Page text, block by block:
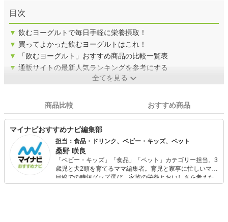
目次
▼ 飲むヨーグルトで毎日手軽に栄養摂取！
▼ 買ってよかった飲むヨーグルトはこれ！
▼
「飲むヨーグルト」おすすめ商品の比較一覧表
▼ 通販サイトの最新人気ランキングを参考にする
全てを見る
商品比較 おすすめ商品
マイナビおすすめナビ編集部
担当：食品・ドリンク、ベビー・キッズ、ペット
桑野 咲良
「ベビー・キッズ」「食品」「ペット」カテゴリー担当。3
歳児と犬2頭を育てるママ編集者。育児と家事に忙しいママ
目線での時短グッズ選び、家族の栄養とおいしさを考えた
食品選び、束の間のリラックスタイムを楽しむためのスイ